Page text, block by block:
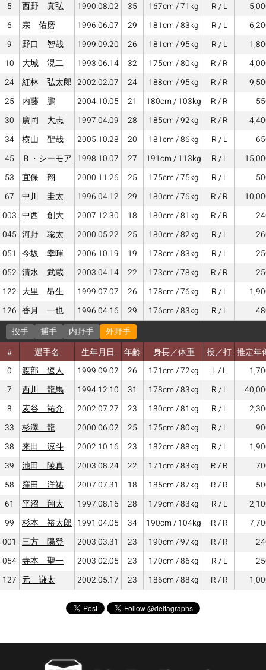
5
西野 真弘 1990.08.02 35 167cm / 71kg R / L
6
宗 佑磨 1996.06.07 29 181cm / 83kg R / L
9
野口 智哉 1999.09.20 26 181cm / 95kg R / L
10
大城 滉二 1993.06.14 32 175cm / 80kg R / R
24
紅林 弘太郎 2002.02.07 24 188cm / 95kg R / R
25
内藤 鵬 2004.10.05 21 180cm / 103kg R / R
30
廣岡 大志 1997.04.09 28 185cm / 92kg R / R
34
横山 聖哉 2005.10.28 20 181cm / 86kg R / L
45
Ｂ・シーモア 1998.10.07 27 191cm / 113kg R / L
53
宜保 翔 2000.11.26 25 175cm / 75kg R / L
67
中川 圭太 1996.04.12 29 180cm / 76kg R / R
003 中西 創大 2007.12.30 18 180cm / 81kg R / R
045 河野 聡太 2000.05.22 25 180cm / 82kg R / L
051 今坂 幸暉 2006.10.19 19 178cm / 83kg R / L
052 清水 武蔵 2003.04.14 22 173cm / 78kg R / R
122 大里 昂生 1999.07.07 26 178cm / 76kg R / L
126 香月 一也 1996.04.16 29 176cm / 83kg R / L
投手
捕手 内野手
外野手
#
選手名 生年月日 年齢 身長／体重 投／打 推定年
0
渡部 遼人 1999.09.02 26 171cm / 72kg L / L
7
西川 龍馬 1994.12.10 31 178cm / 83kg R / L
8
麦谷 祐介 2002.07.27 23 180cm / 81kg R / L
33
杉澤 龍 2000.06.02 25 175cm / 80kg R / L
38
来田 涼斗 2002.10.16 23 182cm / 88kg R / L
39
池田 陵真 2003.08.24 22 171cm / 83kg R / R
58
窪田 洋祐 2007.07.31 18 185cm / 87kg R / R
61
平沼 翔太 1997.08.16 28 179cm / 83kg R / L
99
杉本 裕太郎 1991.04.05 34 190cm / 104kg R / R
001 三方 陽登 2003.03.31 23 190cm / 97kg R / R
054 寺本 聖一 2003.02.05 23 170cm / 86kg R / L
127 元 謙太 2002.05.17 23 186cm / 88kg R / R